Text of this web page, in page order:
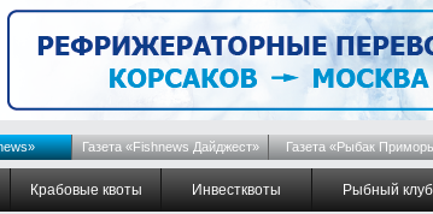
Газета «Fishnews Дайджест» Газета «Рыбак
Крабовые квоты Инвестквоты Рыбный клуб